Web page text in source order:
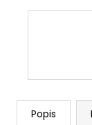
Popis